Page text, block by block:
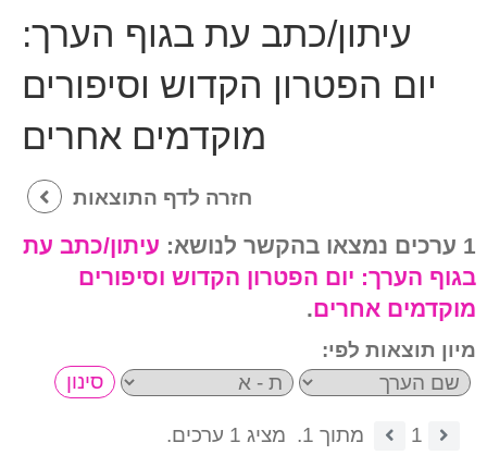
עיתון/כתב עת בגוף הערך:
יום הפטרון הקדוש וסיפורים
מוקדמים אחרים
חזרה לדף התוצאות
1 ערכים נמצאו בהקשר לנושא:
עיתון/כתב עת
בגוף הערך: יום הפטרון הקדוש וסיפורים
מוקדמים אחרים.
מיון תוצאות לפי:
1 מתוך 1.
מציג 1 ערכים.